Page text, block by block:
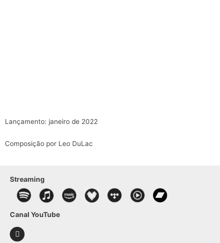
Lançamento: janeiro de 2022
Composição por Leo DuLac
Streaming
Canal YouTube